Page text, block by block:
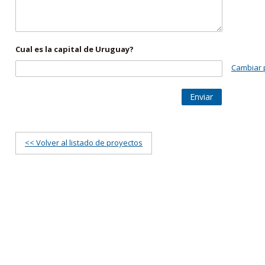
Cual es la capital de Uruguay?
Cambiar
Enviar
<< Volver al listado de proyectos